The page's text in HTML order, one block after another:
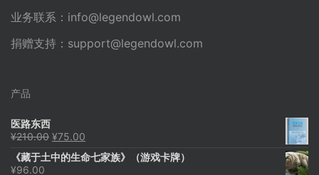
业务联系： info@legendowl.com
捐赠支持： support@legendowl.com
产品
医路东西
¥210.00 原
为：
¥75.00
价
《藏于土中的生命七家族》（游戏卡牌）
¥96.00